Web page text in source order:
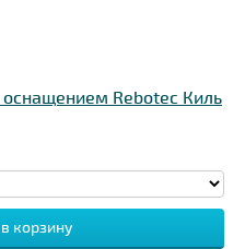
Rebotec Киль